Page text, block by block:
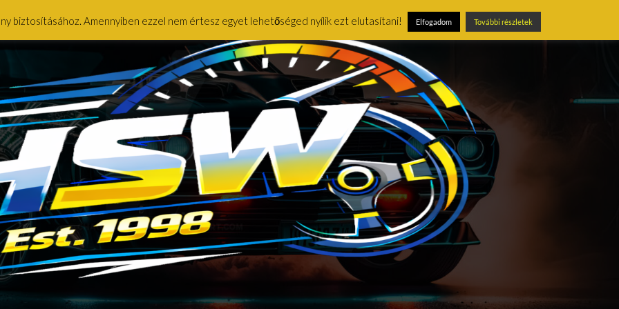
biztosításához. Amennyiben ezzel nem értesz egyet lehetőséged nyílik ezt elutasítani! Elfogadom További részletek